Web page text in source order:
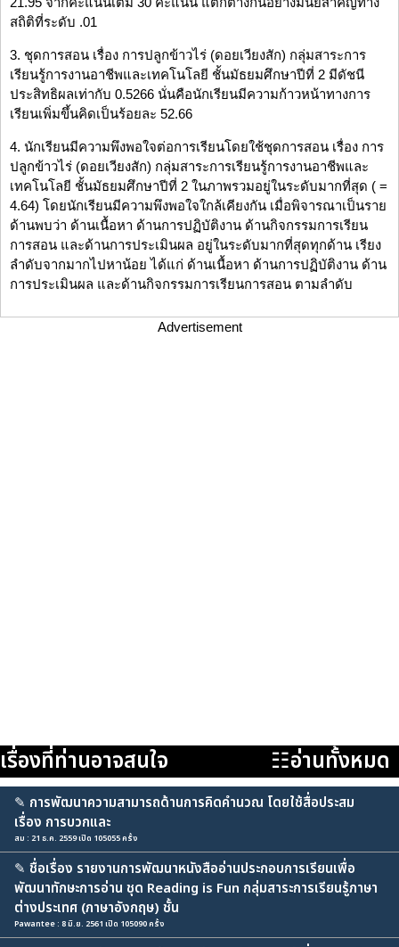
สถิติที่ระดับ .01
3. ชุดการสอน เรื่อง การปลูกข้าวไร่ (ดอยเวียงสัก) กลุ่มสาระการ
เรียนรู้การงานอาชีพและเทคโนโลยี ชั้นมัธยมศึกษาปีที่ 2 มีดัชนี
ประสิทธิผลเท่ากับ 0.5266 นั่นคือนักเรียนมีความก้าวหน้าทางการ
เรียนเพิ่มขึ้นคิดเป็นร้อยละ 52.66
4. นักเรียนมีความพึงพอใจต่อการเรียนโดยใช้ชุดการสอน เรื่อง การ
ปลูกข้าวไร่ (ดอยเวียงสัก) กลุ่มสาระการเรียนรู้การงานอาชีพและ
เทคโนโลยี ชั้นมัธยมศึกษาปีที่ 2 ในภาพรวมอยู่ในระดับมากที่สุด ( =
4.64) โดยนักเรียนมีความพึงพอใจใกล้เคียงกัน เมื่อพิจารณาเป็นราย
ด้านพบว่า ด้านเนื้อหา ด้านการปฏิบัติงาน ด้านกิจกรรมการเรียน
การสอน และด้านการประเมินผล อยู่ในระดับมากที่สุดทุกด้าน เรียง
ลำดับจากมากไปหาน้อย ได้แก่ ด้านเนื้อหา ด้านการปฏิบัติงาน ด้าน
การประเมินผล และด้านกิจกรรมการเรียนการสอน ตามลำดับ
Advertisement
เรื่องที่ท่านอาจสนใจ ☷อ่านทั้งหมด
✎ การพัฒนาความสามารถด้านการคิดคำนวณ โดยใช้สื่อประสม
เรื่อง การบวกและ
สม : 21 ธ.ค. 2559 เปิด 105055 ครั้ง
✎ ชื่อเรื่อง รายงานการพัฒนาหนังสืออ่านประกอบการเรียนเพื่อ
พัฒนาทักษะการอ่าน ชุด Reading is Fun กลุ่มสาระการเรียนรู้ภาษา
ต่างประเทศ (ภาษาอังกฤษ) ชั้น
Pawantee : 8 มิ.ย. 2561 เปิด 105090 ครั้ง